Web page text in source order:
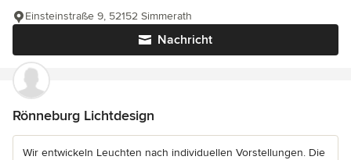
Nachricht
Einsteinstraße 9, 52152 Simmerath
Rönneburg Lichtdesign
Wir entwickeln Leuchten nach individuellen Vorstellungen. Die